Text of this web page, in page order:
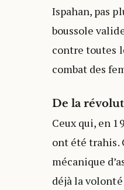
Ispahan, pas
boussole
contre toutes
combat des
De la
Ceux qui, en
ont été trahis.
mécanique
déjà la